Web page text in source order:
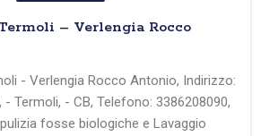
– Verlengia Rocco
- Verlengia Rocco Antonio, Indirizzo:
- Termoli, - CB, Telefono: 3386208090,
fosse biologiche e Lavaggio